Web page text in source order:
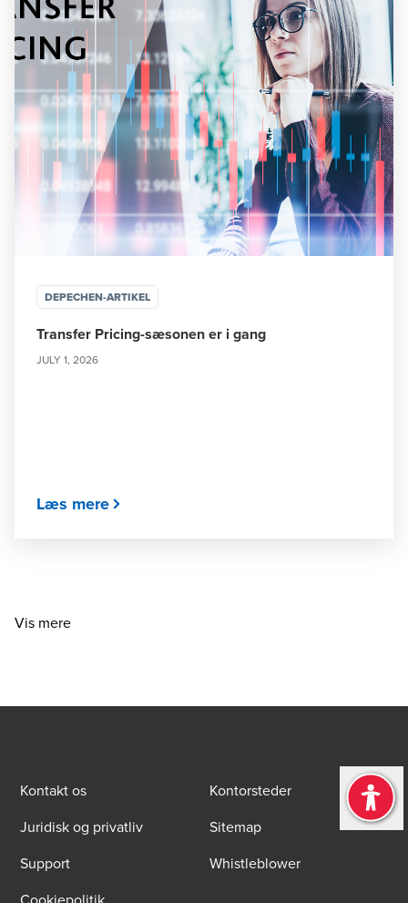
DEPECHEN-ARTIKEL
Transfer Pricing-sæsonen er i gang
JULY 1, 2026
Læs mere
Vis mere
Kontakt os
Kontorsteder
Juridisk og privatliv
Sitemap
Support
Whistleblower